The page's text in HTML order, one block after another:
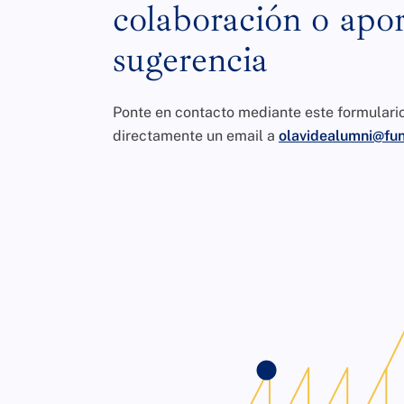
colaboración o
sugerencia
Ponte en contacto mediante este
directamente un email a